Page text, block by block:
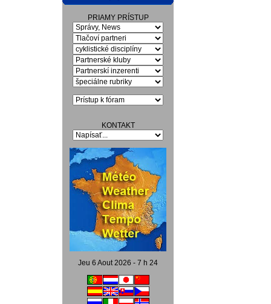
PRIAMY PRÍSTUP
KONTAKT
Jeu 6 Aout 2026 - 7 h 24